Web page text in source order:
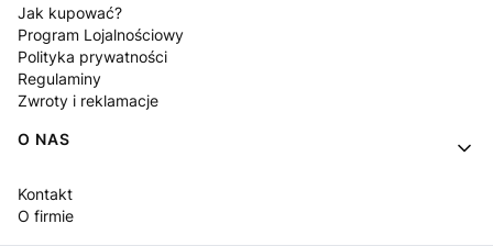
Jak kupować?
Program Lojalnościowy
Polityka prywatności
Regulaminy
Zwroty i reklamacje
O NAS
Kontakt
O firmie